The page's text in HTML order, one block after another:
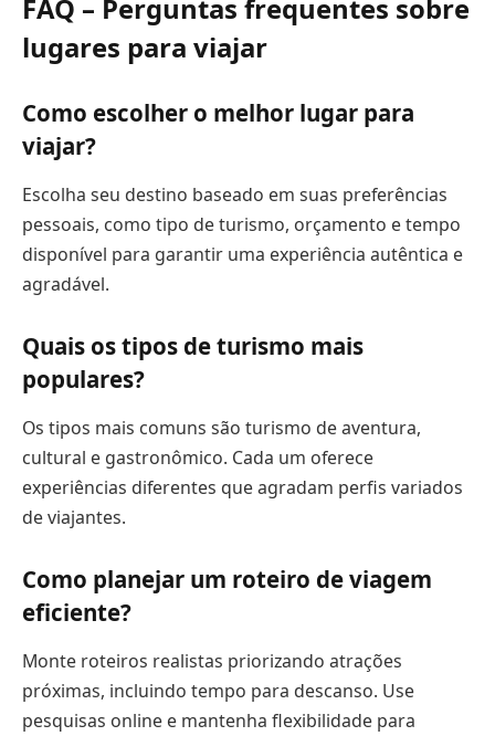
FAQ – Perguntas frequentes sobre
lugares para viajar
Como escolher o melhor lugar para
viajar?
Escolha seu destino baseado em suas preferências
pessoais, como tipo de turismo, orçamento e tempo
disponível para garantir uma experiência autêntica e
agradável.
Quais os tipos de turismo mais
populares?
Os tipos mais comuns são turismo de aventura,
cultural e gastronômico. Cada um oferece
experiências diferentes que agradam perfis variados
de viajantes.
Como planejar um roteiro de viagem
eficiente?
Monte roteiros realistas priorizando atrações
próximas, incluindo tempo para descanso. Use
pesquisas online e mantenha flexibilidade para